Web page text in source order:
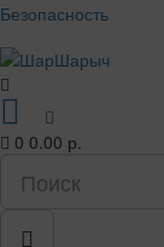
Безопасность
0 0.00 р.